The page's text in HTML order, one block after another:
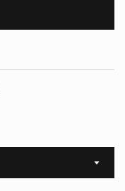
Sort